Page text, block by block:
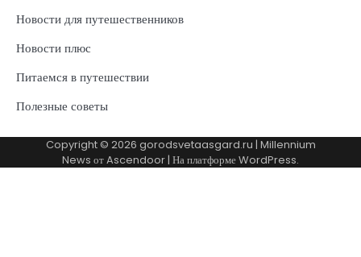
Новости для путешественников
Новости плюс
Питаемся в путешествии
Полезные советы
Copyright © 2026 gorodsvetaasgard.ru | Millennium
News отAscendoor| На платформеWordPress.